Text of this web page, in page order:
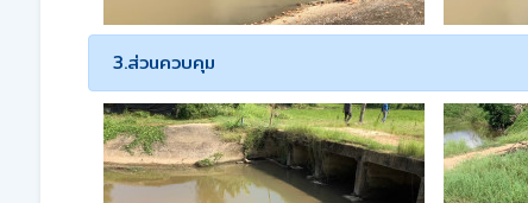
3.ส่วนควบคุม